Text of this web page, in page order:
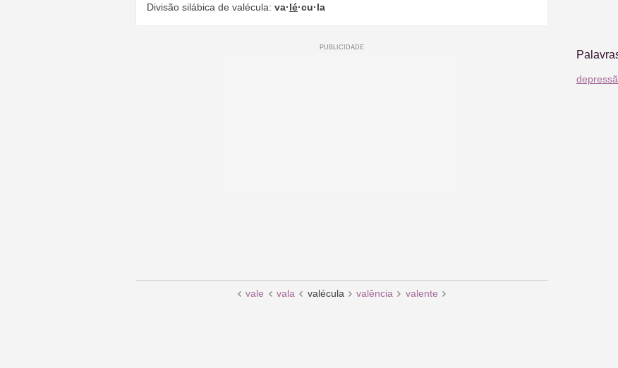
Divisão silábica de valécula: va·lé·cu·la
vale vala valécula valência valente